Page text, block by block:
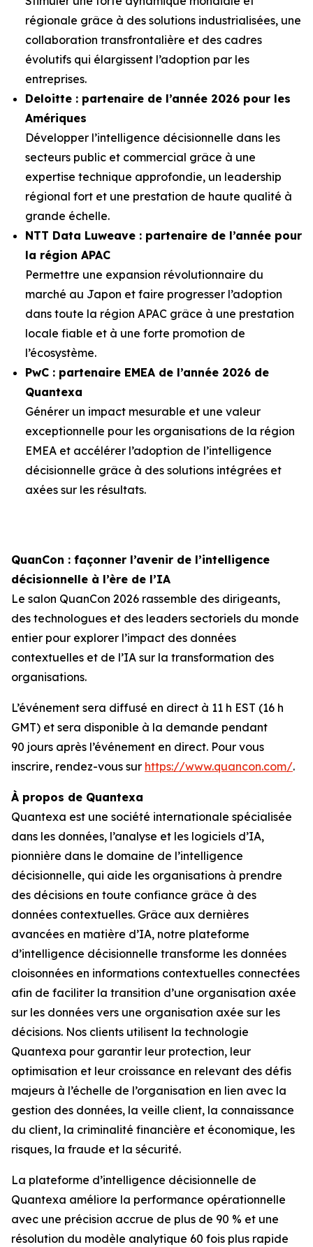
régionale grâce à des solutions industrialisées, une
collaboration transfrontalière et des cadres
évolutifs qui élargissent l’adoption par les
entreprises.
Deloitte : partenaire de l’année 2026 pour les
Amériques
Développer l’intelligence décisionnelle dans les
secteurs public et commercial grâce à une
expertise technique approfondie, un leadership
régional fort et une prestation de haute qualité à
grande échelle.
NTT Data Luweave : partenaire de l’année pour
la région APAC
Permettre une expansion révolutionnaire du
marché au Japon et faire progresser l’adoption
dans toute la région APAC grâce à une prestation
locale fiable et à une forte promotion de
l’écosystème.
PwC : partenaire EMEA de l’année 2026 de
Quantexa
Générer un impact mesurable et une valeur
exceptionnelle pour les organisations de la région
EMEA et accélérer l’adoption de l’intelligence
décisionnelle grâce à des solutions intégrées et
axées sur les résultats.
QuanCon : façonner l’avenir de l’intelligence
décisionnelle à l’ère de l’IA
Le salon QuanCon 2026 rassemble des dirigeants,
des technologues et des leaders sectoriels du monde
entier pour explorer l’impact des données
contextuelles et de l’IA sur la transformation des
organisations.
L’événement sera diffusé en direct à 11 h EST (16 h
GMT) et sera disponible à la demande pendant
90 jours après l’événement en direct. Pour vous
inscrire, rendez-vous sur https://www.quancon.com/.
À propos de Quantexa
Quantexa est une société internationale spécialisée
dans les données, l’analyse et les logiciels d’IA,
pionnière dans le domaine de l’intelligence
décisionnelle, qui aide les organisations à prendre
des décisions en toute confiance grâce à des
données contextuelles. Grâce aux dernières
avancées en matière d’IA, notre plateforme
d’intelligence décisionnelle transforme les données
cloisonnées en informations contextuelles connectées
afin de faciliter la transition d’une organisation axée
sur les données vers une organisation axée sur les
décisions. Nos clients utilisent la technologie
Quantexa pour garantir leur protection, leur
optimisation et leur croissance en relevant des défis
majeurs à l’échelle de l’organisation en lien avec la
gestion des données, la veille client, la connaissance
du client, la criminalité financière et économique, les
risques, la fraude et la sécurité.
La plateforme d’intelligence décisionnelle de
Quantexa améliore la performance opérationnelle
avec une précision accrue de plus de 90 % et une
résolution du modèle analytique 60 fois plus rapide